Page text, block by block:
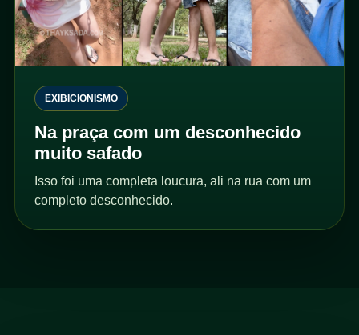
EXIBICIONISMO
Na praça com um desconhecido
muito safado
Isso foi uma completa loucura, ali na rua com um
completo desconhecido.